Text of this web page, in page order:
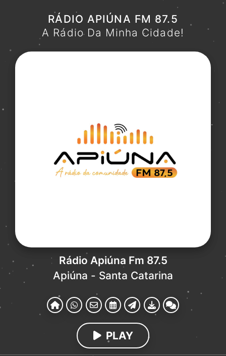
RÁDIO APIÚNA FM 87.5
A Rádio Da Minha Cidade!
Rádio Apiúna Fm 87.5
Apiúna - Santa Catarina
PLAY